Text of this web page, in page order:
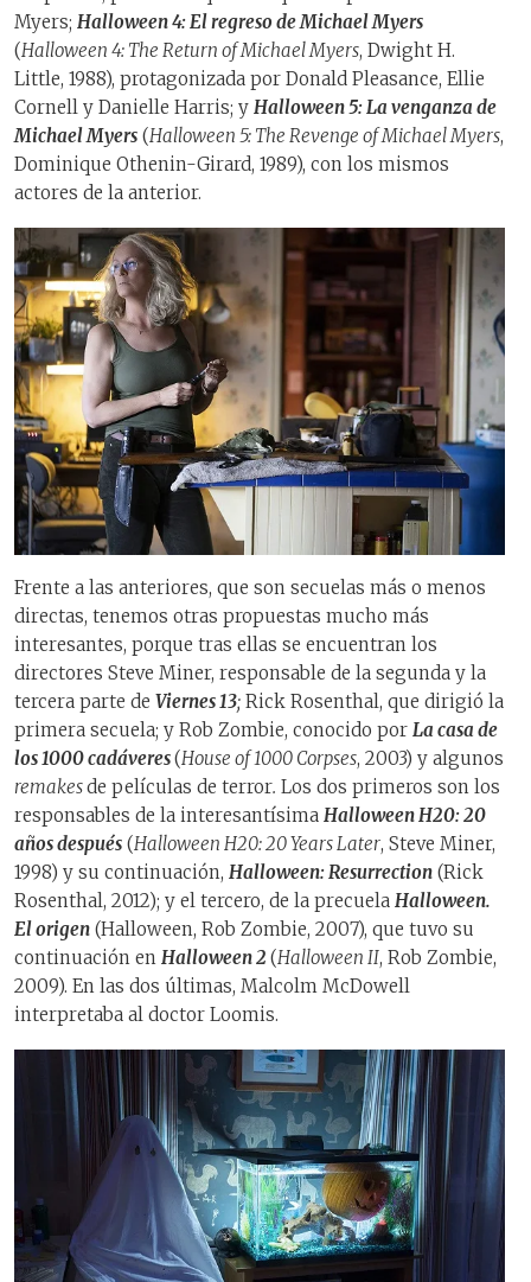
Myers; Halloween 4: El regreso de Michael Myers
(Halloween 4: The Return of Michael Myers, Dwight H.
Little, 1988), protagonizada por Donald Pleasance, Ellie
Cornell y Danielle Harris; y Halloween 5: La venganza de
Michael Myers (Halloween 5: The Revenge of Michael Myers,
Dominique Othenin-Girard, 1989), con los mismos
actores de la anterior.
Frente a las anteriores, que son secuelas más o menos
directas, tenemos otras propuestas mucho más
interesantes, porque tras ellas se encuentran los
directores Steve Miner, responsable de la segunda y la
tercera parte de Viernes 13; Rick Rosenthal, que dirigió la
primera secuela; y Rob Zombie, conocido por La casa de
los 1000 cadáveres(House of 1000 Corpses, 2003) y algunos
remakesde películas de terror. Los dos primeros son los
responsables de la interesantísima Halloween H20: 20
años después (Halloween H20: 20 Years Later, Steve Miner,
1998) y su continuación, Halloween: Resurrection (Rick
Rosenthal, 2012); y el tercero, de la precuela Halloween.
El origen (Halloween, Rob Zombie, 2007), que tuvo su
continuación en Halloween 2 (Halloween II, Rob Zombie,
2009). En las dos últimas, Malcolm McDowell
interpretaba al doctor Loomis.